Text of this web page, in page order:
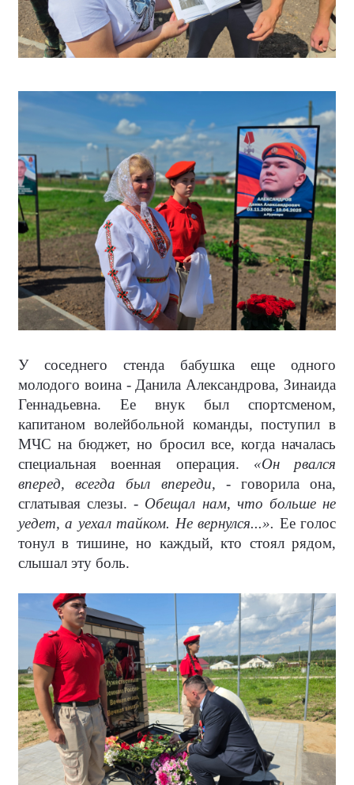
У соседнего стенда бабушка еще одного
молодого воина - Данила Александрова, Зинаида
Геннадьевна. Ее внук был спортсменом,
капитаном волейбольной команды, поступил в
МЧС на бюджет, но бросил все, когда началась
специальная военная операция. «Он рвался
вперед, всегда был впереди, - говорила она,
сглатывая слезы. - Обещал нам, что больше не
уедет, а уехал тайком. Не вернулся...». Ее голос
тонул в тишине, но каждый, кто стоял рядом,
слышал эту боль.